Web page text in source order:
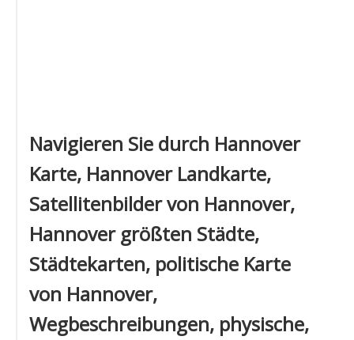
Navigieren Sie durch Hannover
Karte, Hannover Landkarte,
Satellitenbilder von Hannover,
Hannover größten Städte,
Städtekarten, politische Karte
von Hannover,
Wegbeschreibungen, physische,